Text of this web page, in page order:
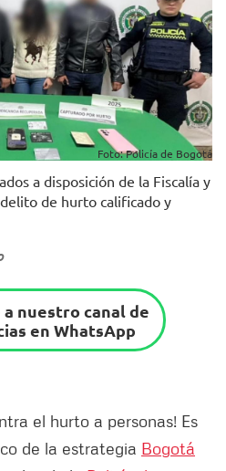
Foto: Policía de Bogotá
a disposición de la Fiscalía y
de hurto calificado y
nuestro canal de
en WhatsApp
el hurto a personas! Es
de la estrategia Bogotá